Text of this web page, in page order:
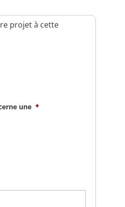
projet à cette
une *